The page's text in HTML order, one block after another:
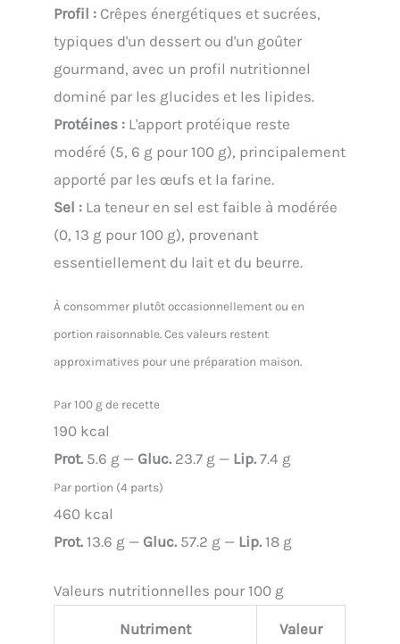
Profil : Crêpes énergétiques et sucrées,
typiques d'un dessert ou d'un goûter
gourmand, avec un profil nutritionnel
dominé par les glucides et les lipides.
Protéines : L'apport protéique reste
modéré (5, 6 g pour 100 g), principalement
apporté par les œufs et la farine.
Sel : La teneur en sel est faible à modérée
(0, 13 g pour 100 g), provenant
essentiellement du lait et du beurre.
À consommer plutôt occasionnellement ou en
portion raisonnable. Ces valeurs restent
approximatives pour une préparation maison.
Par 100 g de recette
190 kcal
Prot. 5.6 g — Gluc. 23.7 g — Lip. 7.4 g
Par portion (4 parts)
460 kcal
Prot. 13.6 g — Gluc. 57.2 g — Lip. 18 g
Valeurs nutritionnelles pour 100 g
Nutriment Valeur